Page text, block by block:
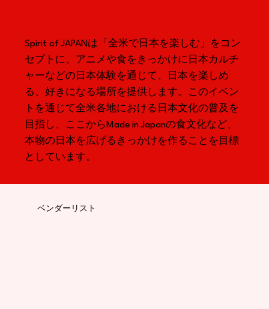
Spirit of JAPANは「全米で日本を楽しむ」をコン
セプトに、アニメや食をきっかけに日本カルチ
ャーなどの日本体験を通じて、日本を楽しめ
る、好きになる場所を提供します。このイベン
トを通じて全米各地における日本文化の普及を
目指し、ここからMade in Japanの食文化など、
本物の日本を広げるきっかけを作ることを目標
としています。
ベンダーリスト